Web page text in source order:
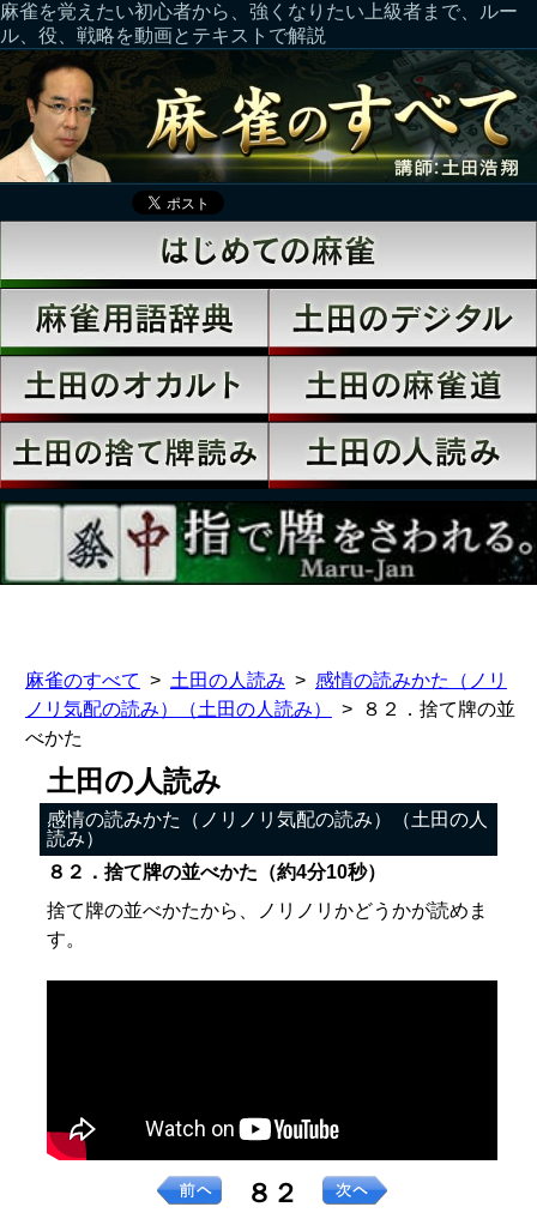
麻雀を覚えたい初心者から、強くなりたい上級者まで、ルー
ル、役、戦略を動画とテキストで解説
麻雀のすべて 土田の人読み
感情の読みかた（ノリ
ノリ気配の読み）（土田の人読み）
８２．捨て牌の並
べかた
土田の人読み
感情の読みかた（ノリノリ気配の読み）（土田の人
読み）
８２．捨て牌の並べかた（約4分10秒）
捨て牌の並べかたから、ノリノリかどうかが読めま
す。
８２